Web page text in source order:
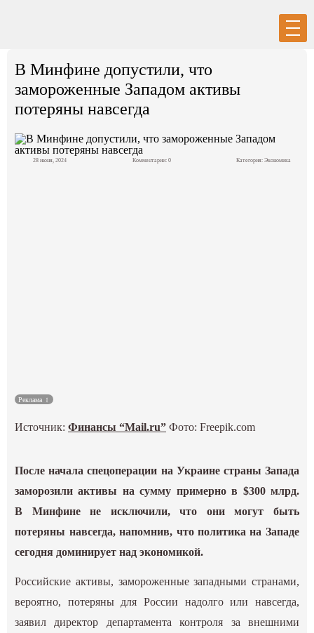
Политика
В Минфине допустили, что
замороженные Западом активы
потеряны навсегда
28 июня, 2024 Комментарии: 0 Категория: Экономика
Реклама
Источник:Финансы “Mail.ru” Фото: Freepik.com
После начала спецоперации на Украине страны Запада
заморозили активы на сумму примерно в $300 млрд.
В Минфине не исключили, что они могут быть
потеряны навсегда, напомнив, что политика на Западе
сегодня доминирует над экономикой.
Российские активы, замороженные западными странами,
вероятно, потеряны для России надолго или навсегда,
заявил директор департамента контроля за внешними